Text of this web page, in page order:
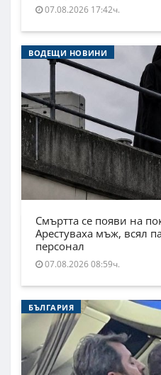
07.08.2026 17:42ч.
ВОДЕЩИ НОВИНИ
Смъртта се появи на
Арестуваха мъж, всял
персонал
07.08.2026 08:59ч.
БЪЛГАРИЯ